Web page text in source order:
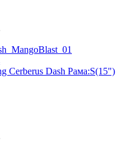
Cerberus Dash Рама:S(15")